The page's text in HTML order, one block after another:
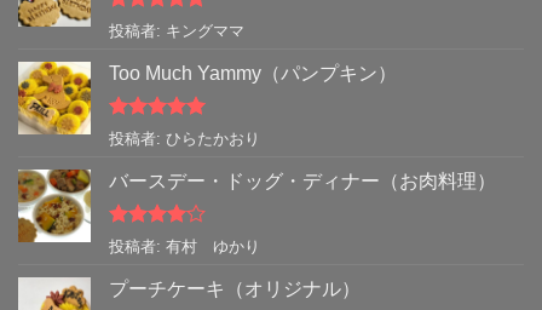
5段階中5の
投稿者: キングママ
Too Much Yammy（パンプキン）
5段階中5の
投稿者: ひらたかおり
バースデー・ドッグ・ディナー（お肉料理）
5段階中4
投稿者: 有村 ゆかり
プーチケーキ（オリジナル）